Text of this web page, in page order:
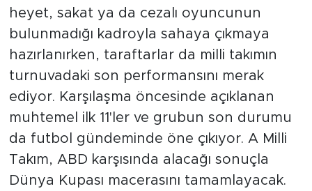
heyet, sakat ya da cezalı oyuncunun
bulunmadığı kadroyla sahaya çıkmaya
hazırlanırken, taraftarlar da milli takımın
turnuvadaki son performansını merak
ediyor. Karşılaşma öncesinde açıklanan
muhtemel ilk 11'ler ve grubun son durumu
da futbol gündeminde öne çıkıyor. A Milli
Takım, ABD karşısında alacağı sonuçla
Dünya Kupası macerasını tamamlayacak.